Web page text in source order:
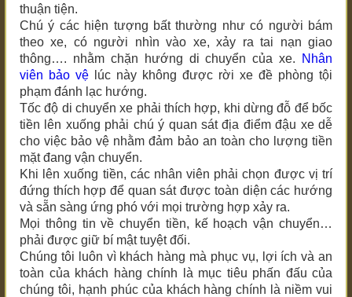
thuận tiện.
Chú ý các hiện tượng bất thường như có người bám
theo xe, có người nhìn vào xe, xảy ra tai nạn giao
thông…. nhằm chặn hướng di chuyển của xe.
Nhân
viên bảo vệ lúc này không được rời xe đề phòng tội
phạm đánh lạc hướng.
Tốc độ di chuyển xe phải thích hợp, khi dừng đỗ để bốc
tiền lên xuống phải chú ý quan sát địa điểm đậu xe dễ
cho việc bảo vệ nhằm đảm bảo an toàn cho lượng tiền
mặt đang vận chuyển.
Khi lên xuống tiền, các nhân viên phải chọn được vị trí
đứng thích hợp để quan sát được toàn diện các hướng
và sẵn sàng ứng phó với mọi trường hợp xảy ra.
Mọi thông tin về chuyển tiền, kế hoạch vận chuyển…
phải được giữ bí mật tuyệt đối.
Chúng tôi luôn vì khách hàng mà phục vụ, lợi ích và an
toàn của khách hàng chính là mục tiêu phấn đấu của
chúng tôi, hạnh phúc của khách hàng chính là niềm vui